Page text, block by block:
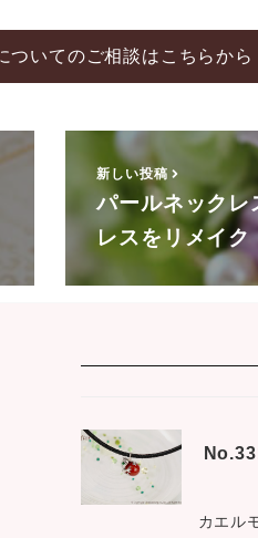
ついてのご相談はこちらから
新しい投稿
パールネックレ
レスをリメイク
カエル